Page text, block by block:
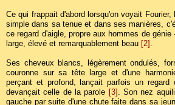
Ce qui frappait d'abord lorsqu'on voyait
simple dans sa tenue et dans ses manières,
ce regard d'aigle, propre aux hommes de
large, élevé et remarquablement beau [2] .
Ses cheveux blancs, légèrement ondulés,
couronne sur sa tête large et d'une
perçant et profond, lançait parfois un regard
devançait celle de la parole [3] . Son nez
gauche par suite d'une chute faite dans sa